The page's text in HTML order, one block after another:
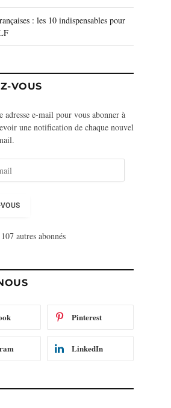
: les 10 indispensables pour
VOUS
adresse e-mail pour vous abonner à
une notification de chaque nouvel
autres abonnés
Pinterest
LinkedIn